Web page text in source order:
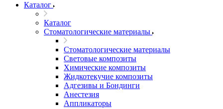
Каталог
Каталог
Стоматологические материалы
Стоматологические материалы
Световые композиты
Химические композиты
Жидкотекучие композиты
Адгезивы и Бондинги
Анестезия
Аппликаторы